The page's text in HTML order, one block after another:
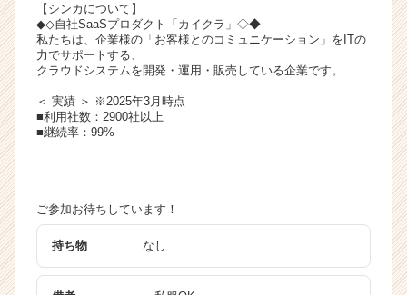
【シンカについて】
◆◇自社SaaSプロダクト「カイクラ」◇◆
私たちは、企業様の「お客様とのコミュニケーション」をITの
力でサポートする、
クラウドシステムを開発・運用・販売している企業です。
＜ 実績 ＞ ※2025年3月時点
■利用社数：2900社以上
■継続率：99%
ご参加お待ちしています！
持ち物 なし